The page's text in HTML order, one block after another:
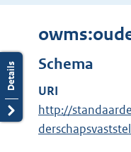
Schema
URI
http://